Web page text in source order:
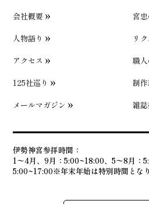
会社概要
宮
人物語り
リ
アクセス
職
125社巡り
制
メールマガジン
雑
伊勢神宮参拝時間：
1〜4月、9月：5:00~18:00、5〜8月：
5:00~17:00※年末年始は特別時間となり